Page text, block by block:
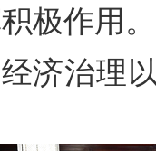
极作用。
济治理